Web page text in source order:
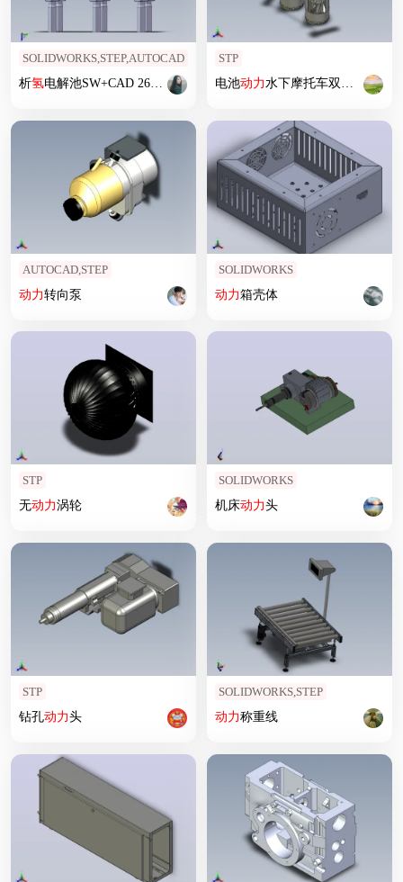
SOLIDWORKS,STEP,AUTOCAD
析氢电解池SW+CAD 260+24.5.12+002
STP
电池动力水下摩托车双推力 动力
AUTOCAD,STEP
动力转向泵
SOLIDWORKS
动力箱壳体
STP
无动力涡轮
SOLIDWORKS
机床动力头
STP
钻孔动力头
SOLIDWORKS,STEP
动力称重线